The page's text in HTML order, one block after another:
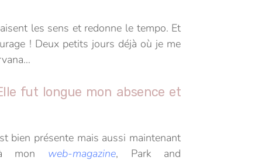
les sens et redonne le tempo. Et
! Deux petits jours déjà où je me
fut longue mon absence et
bien présente mais aussi maintenant
à mon web-magazine, Park and